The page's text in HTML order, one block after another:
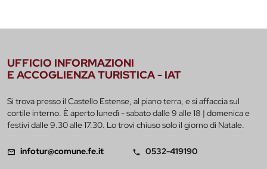
UFFICIO INFORMAZIONI
E ACCOGLIENZA TURISTICA - IAT
Si trova presso il Castello Estense, al piano terra, e si affaccia sul
cortile interno. È aperto lunedì - sabato dalle 9 alle 18 | domenica e
festivi dalle 9.30 alle 17.30. Lo trovi chiuso solo il giorno di Natale.
infotur@comune.fe.it 0532-419190